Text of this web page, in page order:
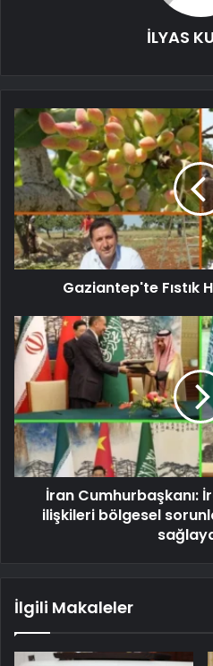
İLYAS
Gaziantep'te Fıstık
İran Cumhurbaşkanı:
ilişkileri bölgesel
İlgili Makaleler